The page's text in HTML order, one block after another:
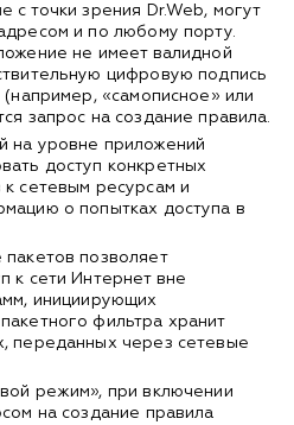
с точки зрения Dr.Web, могут
и по любому порту.
не имеет валидной
цифровую подпись
«самописное» или
запрос на создание правила.
на уровне приложений
доступ конкретных
сетевым ресурсам и
о попытках доступа в
позволяет
к сети Интернет вне
инициирующих
фильтра хранит
переданных через сетевые
режим», при включении
на создание правила